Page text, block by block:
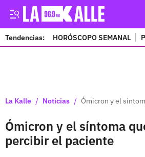
Tendencias: HORÓSCOPO SEMANAL
La Kalle / Noticias / Ómicron y el
Ómicron y el síntoma
percibir el paciente